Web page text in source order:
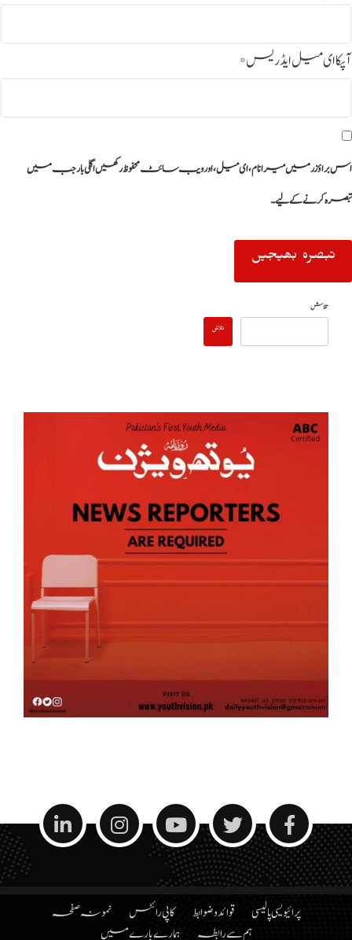
آپکا ای میل ایڈریس*
اس براؤزر میں میرا نام، ای میل، اور ویب سائٹ محفوظ رکھیں اگلی بار جب میں
تبصرہ کرنے کےلیے۔
تلاش
تلاش
پرائیویسی پالیسی قوائد و ضوابط کاپی رائٹس
نمونہ صفحہ
ہم سے رابطہ
ہمارے بارے میں